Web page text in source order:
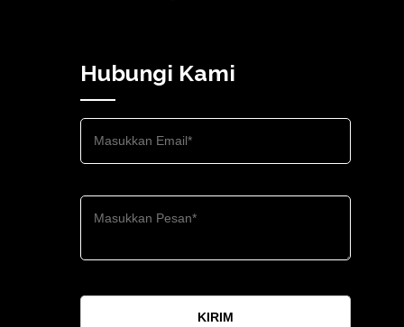
Hubungi Kami
KIRIM